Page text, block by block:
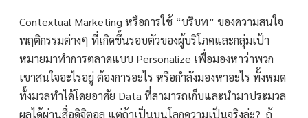
Contextual Marketing หรือการใช้ “บริบท” ของความสนใจ
พฤติกรรมต่างๆ ที่เกิดขึ้นรอบตัวของผู้บริโภคและกลุ่มเป้า
หมายมาทำการตลาดแบบ Personalize เพื่อมองหาว่าพวก
เขาสนใจอะไรอยู่ ต้องการอะไร หรือกำลังมองหาอะไร ทั้งหมด
ทั้งมวลทำได้โดยอาศัย Data ที่สามารถเก็บและนำมาประมวล
ผลได้ผ่านสื่อดิจิตอล แต่ถ้าเป็นบนโลกความเป็นจริงล่ะ? ถ้